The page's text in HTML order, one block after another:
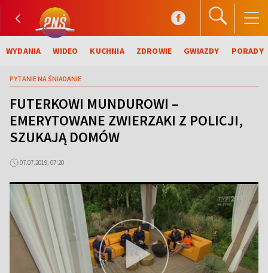
WYDANIA WIDEO KUCHNIA ZDROWIE GWIAZDY PORADY
PYTANIE NA ŚNIADANIE
FUTERKOWI MUNDUROWI –
EMERYTOWANE ZWIERZAKI Z POLICJI,
SZUKAJĄ DOMÓW
07.07.2019, 07:20